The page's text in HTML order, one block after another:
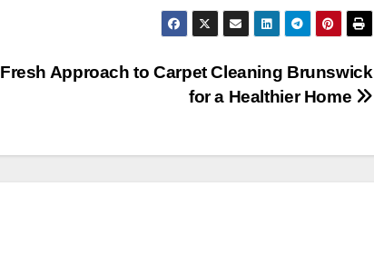
Fresh Approach to Carpet Cleaning Brunswick
for a Healthier Home